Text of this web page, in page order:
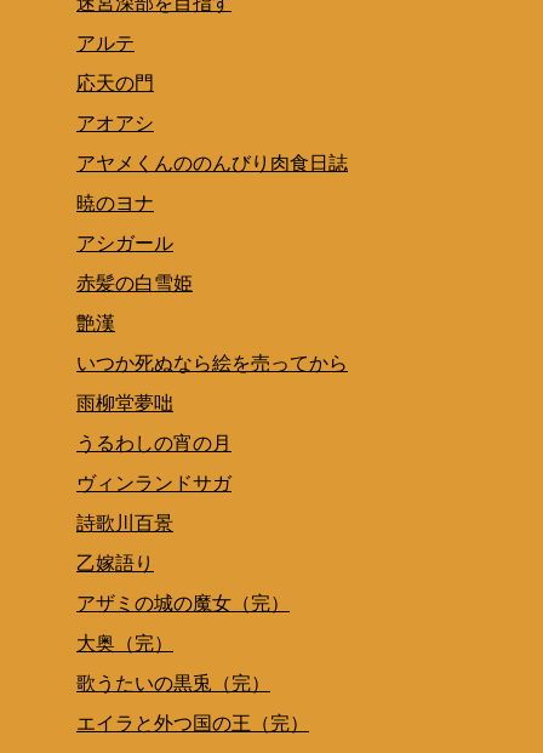
アルテ
応天の門
アオアシ
アヤメくんののんびり肉食日誌
暁のヨナ
アシガール
赤髪の白雪姫
艶漢
いつか死ぬなら絵を売ってから
雨柳堂夢咄
うるわしの宵の月
ヴィンランドサガ
詩歌川百景
乙嫁語り
アザミの城の魔女（完）
大奥（完）
歌うたいの黒兎（完）
エイラと外つ国の王（完）